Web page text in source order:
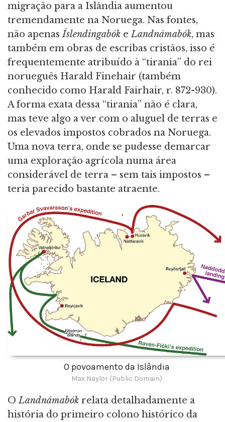
migração para a Islândia aumentou
tremendamente na Noruega. Nas fontes,
não apenasÍslendingabók eLandnámabók, mas
também em obras de escribas cristãos, isso é
frequentemente atribuído à “tirania” do rei
norueguês Harald Finehair (também
conhecido como Harald Fairhair, r. 872-930).
A forma exata dessa “tirania” não é clara,
mas teve algo a ver com o aluguel de terras e
os elevados impostos cobrados na Noruega.
Uma nova terra, onde se pudesse demarcar
uma exploração agrícola numa área
considerável de terra – sem tais impostos –
teria parecido bastante atraente.
O povoamento da Islândia
Max Naylor (Public Domain)
OLandnámabók relata detalhadamente a
história do primeiro colono histórico da